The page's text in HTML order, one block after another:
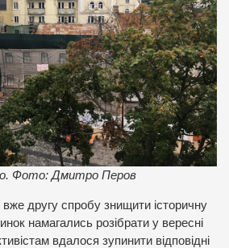
Фото: Дмитро Перов
другу спробу знищити історичну
намагались розібрати у вересні
вдалося зупинити відповідні